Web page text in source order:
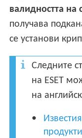
валидността на
получава
се установи
Следните
на ESET
на